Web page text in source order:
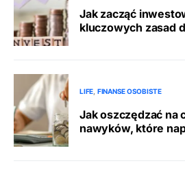
Jak zacząć
kluczowych zasad
LIFE FINANSE OSOBISTE
Jak oszczędzać na
nawyków, które